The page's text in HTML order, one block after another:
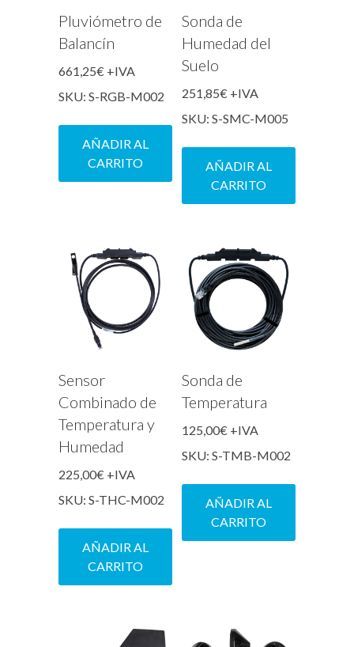
Pluviómetro de
Balancín
661,25€ +IVA
SKU: S-RGB-M002
AÑADIR AL
CARRITO
Sonda de
Humedad del
Suelo
251,85€ +IVA
SKU: S-SMC-M005
AÑADIR AL
CARRITO
Sensor
Combinado de
Temperatura y
Humedad
225,00€ +IVA
SKU: S-THC-M002
AÑADIR AL
CARRITO
Sonda de
Temperatura
125,00€ +IVA
SKU: S-TMB-M002
AÑADIR AL
CARRITO